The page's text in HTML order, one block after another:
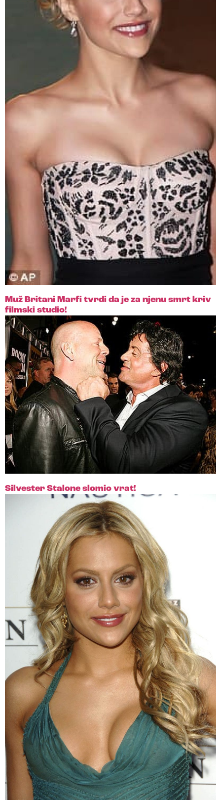
Muž Britani Marfi tvrdi da je za njenu smrt kriv
filmski studio!
Silvester Stalone slomio vrat!